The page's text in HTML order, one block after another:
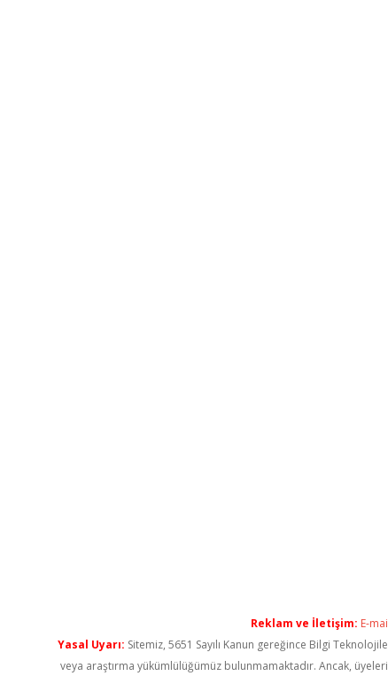
Reklam ve İletişim: E-
Yasal Uyarı: Sitemiz, 5651 Sayılı Kanun gereğince Bilgi
veya araştırma yükümlülüğümüz bulunmamaktadır. Ancak,